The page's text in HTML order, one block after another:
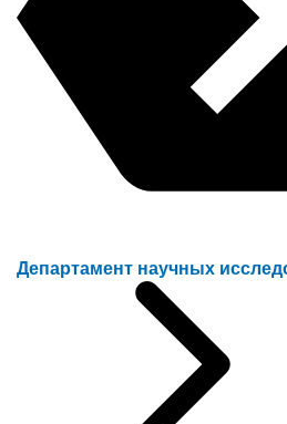
Департамент научных